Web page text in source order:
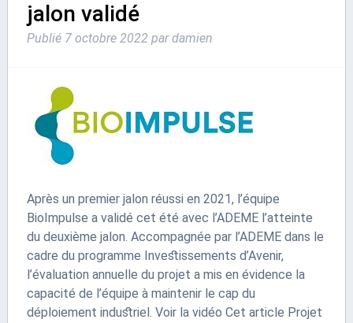
jalon validé
Publié 7 octobre 2022 par damien
Après un premier jalon réussi en 2021, l’équipe
BioImpulse a validé cet été avec l’ADEME l’atteinte
du deuxième jalon. Accompagnée par l’ADEME dans le
cadre du programme Investissements d’Avenir,
l’évaluation annuelle du projet a mis en évidence la
capacité de l’équipe à maintenir le cap du
déploiement industriel. Voir la vidéo Cet article Projet